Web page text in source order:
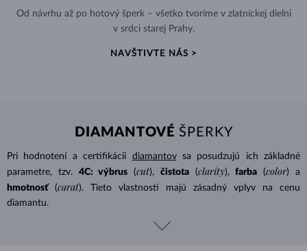
Od návrhu až po hotový šperk – všetko tvoríme v zlatníckej dielni
v srdci starej Prahy.
NAVŠTIVTE NÁS >
DIAMANTOVÉ ŠPERKY
Pri hodnotení a certifikácii diamantovsa posudzujú ich základné
parametre, tzv.
4C: výbrus (cut), čistota (clarity), farba (color) a
hmotnosť
(carat). Tieto vlastnosti majú zásadný vplyv na cenu
diamantu.